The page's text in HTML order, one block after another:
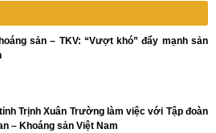
sản – TKV: “Vượt khó” đẩy mạnh sản
Trịnh Xuân Trường làm việc với Tập đoàn
– Khoáng sản Việt Nam